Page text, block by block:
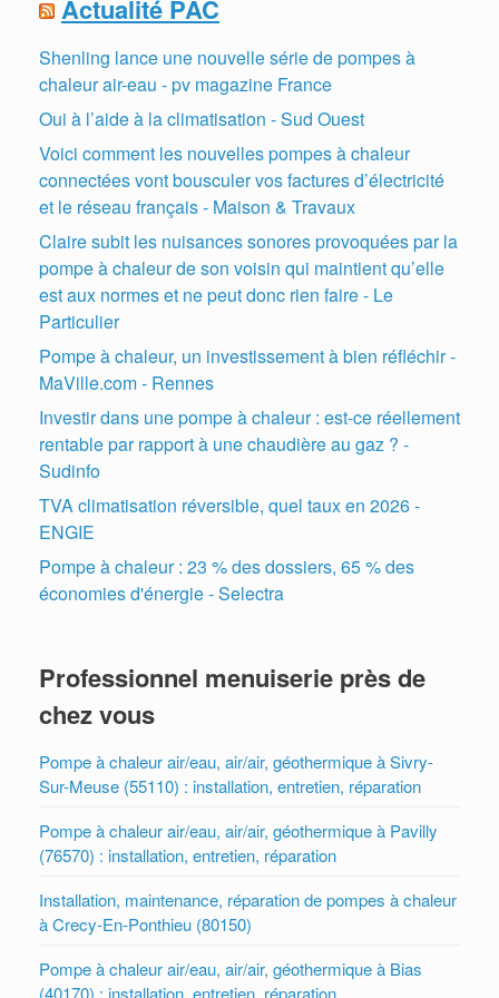
Actualité PAC
Shenling lance une nouvelle série de pompes à
chaleur air-eau - pv magazine France
Oui à l’aide à la climatisation - Sud Ouest
Voici comment les nouvelles pompes à chaleur
connectées vont bousculer vos factures d’électricité
et le réseau français - Maison & Travaux
Claire subit les nuisances sonores provoquées par la
pompe à chaleur de son voisin qui maintient qu’elle
est aux normes et ne peut donc rien faire - Le
Particulier
Pompe à chaleur, un investissement à bien réfléchir -
MaVille.com - Rennes
Investir dans une pompe à chaleur : est-ce réellement
rentable par rapport à une chaudière au gaz ? -
Sudinfo
TVA climatisation réversible, quel taux en 2026 -
ENGIE
Pompe à chaleur : 23 % des dossiers, 65 % des
économies d'énergie - Selectra
Professionnel menuiserie près de
chez vous
Pompe à chaleur air/eau, air/air, géothermique à Sivry-
Sur-Meuse (55110) : installation, entretien, réparation
Pompe à chaleur air/eau, air/air, géothermique à Pavilly
(76570) : installation, entretien, réparation
Installation, maintenance, réparation de pompes à chaleur
à Crecy-En-Ponthieu (80150)
Pompe à chaleur air/eau, air/air, géothermique à Bias